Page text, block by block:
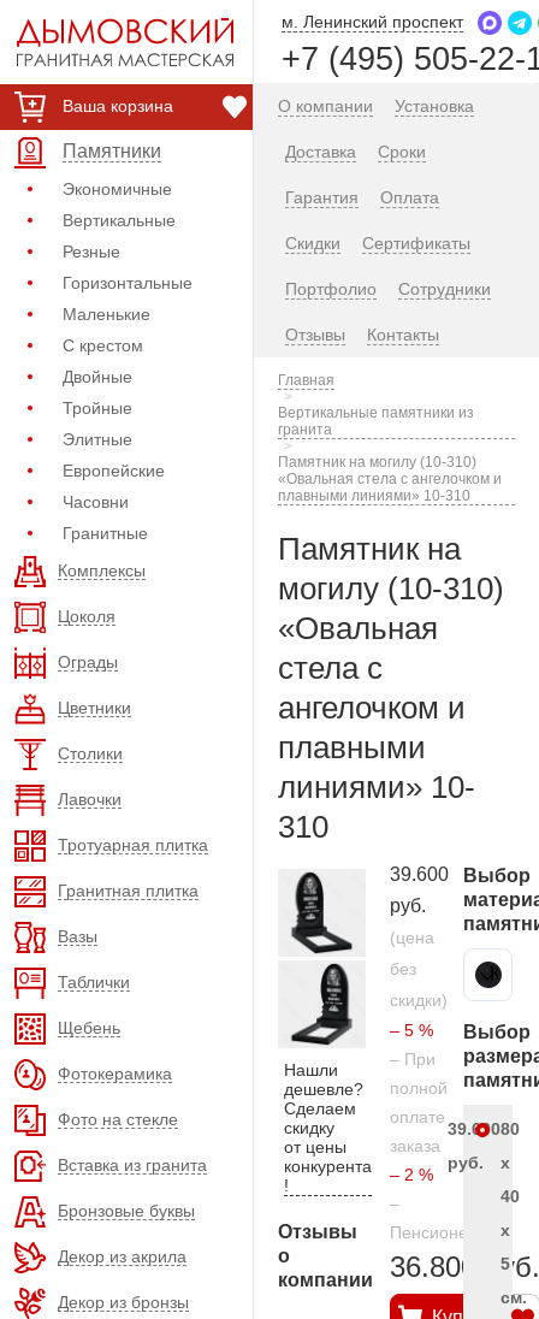
Ваша корзина
Памятники
Экономичные
Вертикальные
Резные
Горизонтальные
Маленькие
С крестом
Двойные
Тройные
Элитные
Европейские
Часовни
Гранитные
Комплексы
Цоколя
Ограды
Цветники
Столики
Лавочки
Тротуарная плитка
Гранитная плитка
Вазы
Таблички
Щебень
Фотокерамика
Фото на стекле
Вставка из гранита
Бронзовые буквы
Декор из акрила
Декор из бронзы
м. Ленинский проспект
+7 (495) 505-22-
О компании Установка
Доставка Сроки
Гарантия Оплата
Скидки Сертификаты
Портфолио Сотрудники
Отзывы Контакты
Главная
Вертикальные памятники из
гранита
Памятник на могилу (10-310)
«Овальная стела с ангелочком и
плавными линиями» 10-310
Памятник на
могилу (10-310)
«Овальная
стела с
ангелочком и
плавными
линиями» 10-
310
Нашли
дешевле?
Сделаем
скидку
от цены
конкурента
!
Отзывы
о
компании
39.600
руб.
(цена
без
скидки)
– 5 %
– При
полной
оплате
заказа
– 2 %
–
Пенсионерам
36.800 руб.
Выбор
Карельский гранит
Выбор
39.600
руб.
80
x
40
x
5
см.